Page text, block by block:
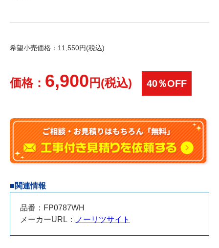
希望小売価格：11,550円(税込)
価格： 6,900 円(税込) 40％OFF
■関連情報
品番：FP0787WH
メーカーURL：
ノーリツサイト